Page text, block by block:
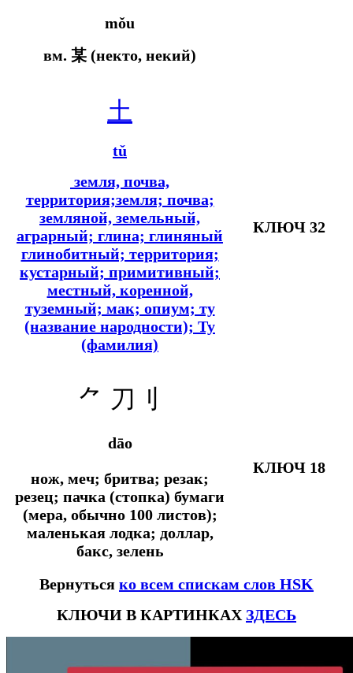
mǒu
вм. 某 (некто, некий)
土
tǔ
земля, почва,
территория;земля; почва;
земляной, земельный,
аграрный; глина; глиняный
глинобитный; территория;
кустарный; примитивный;
местный, коренной,
туземный; мак; опиум; ту
(название народности); Ту
(фамилия)
КЛЮЧ 32
⺈ 刀刂
dāo
нож, меч; бритва; резак;
резец; пачка (стопка) бумаги
(мера, обычно 100 листов);
маленькая лодка; доллар,
бакс, зелень
КЛЮЧ 18
Вернуться ко всем спискам слов HSK
КЛЮЧИ В КАРТИНКАХ ЗДЕСЬ